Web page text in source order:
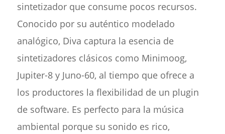
sintetizador que consume pocos recursos.
Conocido por su auténtico modelado
analógico, Diva captura la esencia de
sintetizadores clásicos como Minimoog,
Jupiter-8 y Juno-60, al tiempo que ofrece a
los productores la flexibilidad de un plugin
de software. Es perfecto para la música
ambiental porque su sonido es rico,